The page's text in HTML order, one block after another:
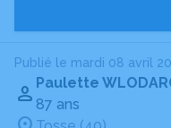
Publié le mardi 08 avril
Paulette
87 ans